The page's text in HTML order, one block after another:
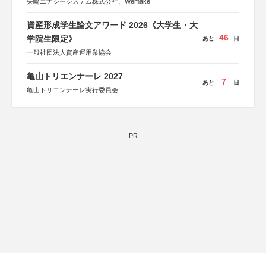
資産形成学生論文アワード 2026《大学生・大
学院生限定》
一般社団法人資産運用業協会
あと 46 日
亀山トリエンナーレ 2027
亀山トリエンナーレ実行委員会
あと 7 日
PR